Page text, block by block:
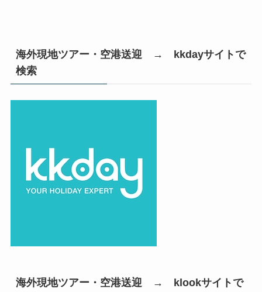
海外現地ツアー・空港送迎 → kkdayサイトで
検索
海外現地ツアー・空港送迎 → klookサイトで